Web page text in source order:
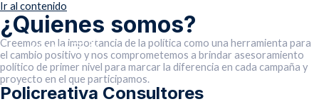
Ir al contenido
Main Menu
¿Quienes somos?
Creemos en la importancia de la política como una herramienta para
el cambio positivo y nos comprometemos a brindar asesoramiento
político de primer nivel para marcar la diferencia en cada campaña y
proyecto en el que participamos.
Policreativa Consultores